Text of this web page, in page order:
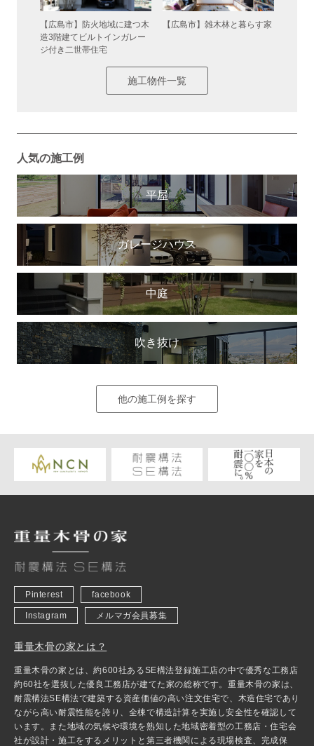
【広島市】防火地域に建つ木
造3階建てビルトインガレー
ジ付き二世帯住宅
【広島市】雑木林と暮らす家
施工物件一覧
人気の施工例
平屋
ガレージハウス
中庭
吹き抜け
他の施工例を探す
Pinterest facebook
Instagram メルマガ会員募集
重量木骨の家とは？
重量木骨の家とは、約600社あるSE構法登録施工店の中で優秀な工務店
約60社を選抜した優良工務店が建てた家の総称です。重量木骨の家は、
耐震構法SE構法で建築する資産価値の高い注文住宅で、木造住宅であり
ながら高い耐震性能を誇り、全棟で構造計算を実施し安全性を確認して
います。また地域の気候や環境を熟知した地域密着型の工務店・住宅会
社が設計・施工をするメリットと第三者機関による現場検査、完成保